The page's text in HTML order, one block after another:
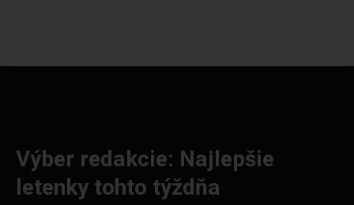
Výber redakcie: Najlepšie
letenky tohto týždňa